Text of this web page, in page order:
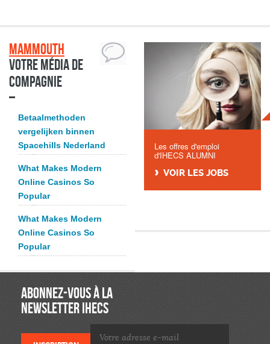
Mammouth
Votre média de
compagnie
Betaalmethoden
vergelijken binnen
Spacehills Nederland
What Makes Modern
Online Casinos So
Popular
What Makes Modern
Online Casinos So
Popular
Les offres d'emploi
d'IHECS ALUMNI
VOIR LES JOBS
ABONNEZ-VOUS À LA
NEWSLETTER IHECS